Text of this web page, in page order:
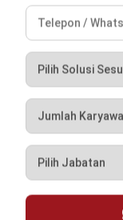
Konsultasi